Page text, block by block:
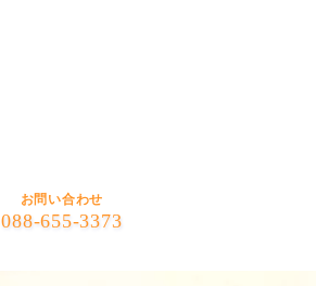
お問い合わせ
088-655-3373